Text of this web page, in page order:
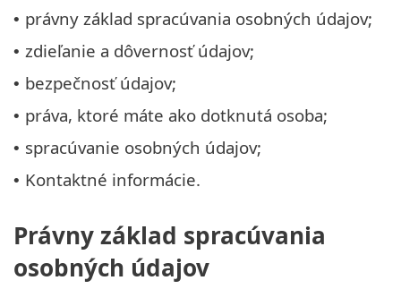
• právny základ spracúvania osobných údajov;
• zdieľanie a dôvernosť údajov;
• bezpečnosť údajov;
• práva, ktoré máte ako dotknutá osoba;
• spracúvanie osobných údajov;
• Kontaktné informácie.
Právny základ spracúvania
osobných údajov